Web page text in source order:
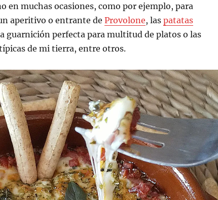
en muchas ocasiones, como por ejemplo, para
aperitivo o entrante de Provolone, las patatas
guarnición perfecta para multitud de platos o las
de mi tierra, entre otros.